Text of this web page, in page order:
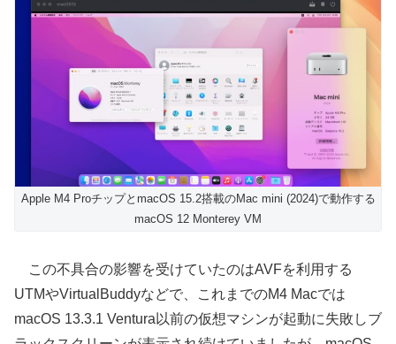
Apple M4 ProチップとmacOS 15.2搭載のMac mini (2024)で動作する
macOS 12 Monterey VM
この不具合の影響を受けていたのはAVFを利用する
UTMやVirtualBuddyなどで、これまでのM4 Macでは
macOS 13.3.1 Ventura以前の仮想マシンが起動に失敗しブ